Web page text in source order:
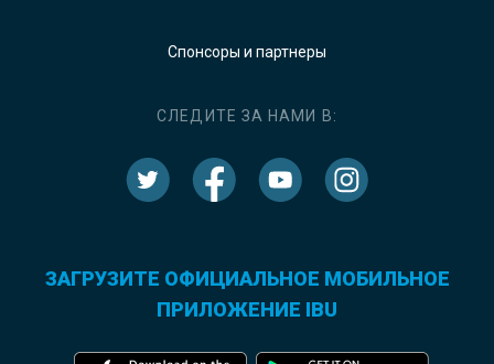
Спонсоры и партнеры
СЛЕДИТЕ ЗА НАМИ В:
ЗАГРУЗИТЕ ОФИЦИАЛЬНОЕ МОБИЛЬНОЕ
ПРИЛОЖЕНИЕ IBU